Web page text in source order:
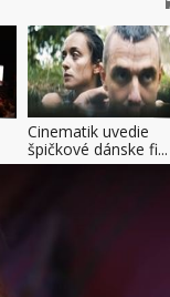
Cinematik uvedie
špičkové dánske fi...